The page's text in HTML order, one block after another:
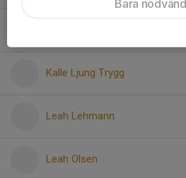
Kalle Ljung Trygg
Leah Lehmann
Leah Olsen
Bara